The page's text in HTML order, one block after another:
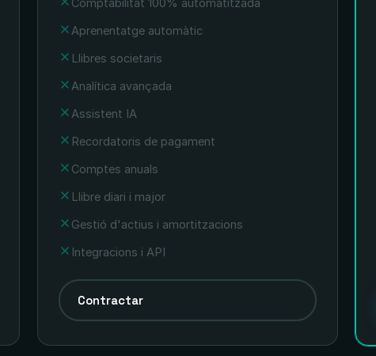
Comptabilitat 100% automatitzada
Aprenentatge automàtic
Llibres societaris
Analítica avançada
Assistent IA
Recordatoris de pagament
Comptes anuals
Llibre diari i major
Gestió d'actius i amortitzacions
Integracions i API
Contractar